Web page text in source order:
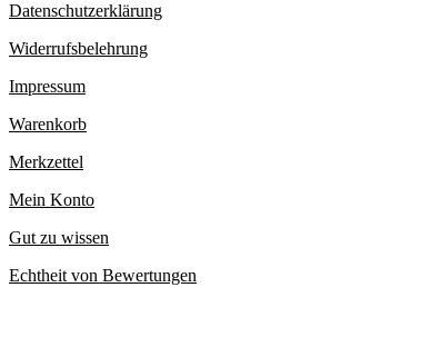
Datenschutzerklärung
Widerrufsbelehrung
Impressum
Warenkorb
Merkzettel
Mein Konto
Gut zu wissen
Echtheit von Bewertungen